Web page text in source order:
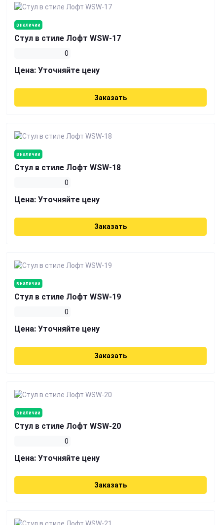
в наличии
Стул в стиле Лофт WSW-17
0
Цена: Уточняйте цену
Заказать
в наличии
Стул в стиле Лофт WSW-18
0
Цена: Уточняйте цену
Заказать
в наличии
Стул в стиле Лофт WSW-19
0
Цена: Уточняйте цену
Заказать
в наличии
Стул в стиле Лофт WSW-20
0
Цена: Уточняйте цену
Заказать